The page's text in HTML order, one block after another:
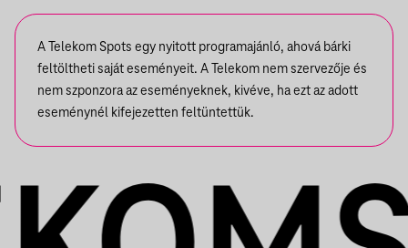
A Telekom Spots egy nyitott programajánló, ahová bárki
feltöltheti saját eseményeit. A Telekom nem szervezője és
nem szponzora az eseményeknek, kivéve, ha ezt az adott
eseménynél kifejezetten feltüntettük.